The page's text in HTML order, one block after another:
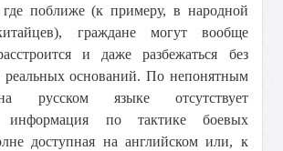
поближе (к примеру, в народной
граждане могут вообще
и даже разбежаться без
реальных оснований. По непонятным
русском языке отсутствует
информация по тактике боевых
доступная на английском или, к